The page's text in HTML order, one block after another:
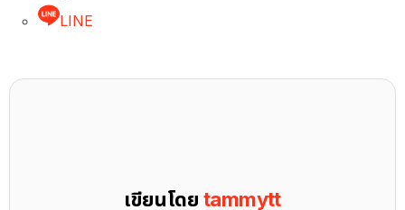
LINE
เขียนโดย tammytt